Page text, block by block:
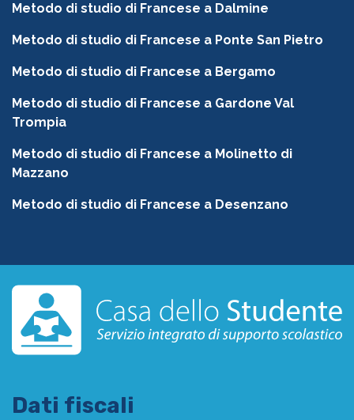
Metodo di studio di Francese a Dalmine
Metodo di studio di Francese a Ponte San Pietro
Metodo di studio di Francese a Bergamo
Metodo di studio di Francese a Gardone Val
Trompia
Metodo di studio di Francese a Molinetto di
Mazzano
Metodo di studio di Francese a Desenzano
Dati fiscali